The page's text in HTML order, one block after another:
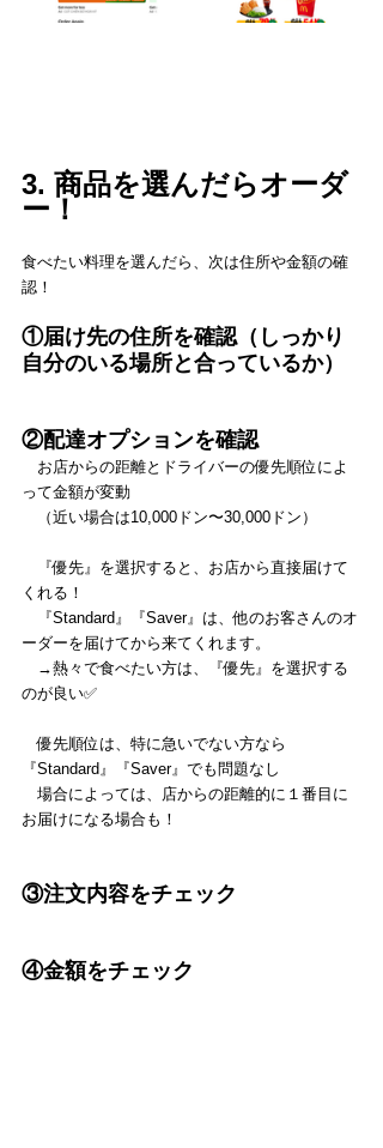
3. 商品を選んだらオーダ
ー！
食べたい料理を選んだら、次は住所や金額の確
認！
①届け先の住所を確認（しっかり
自分のいる場所と合っているか）
②配達オプションを確認
お店からの距離とドライバーの優先順位によ
って金額が変動
（近い場合は10,000ドン〜30,000ドン）
『優先』を選択すると、お店から直接届けて
くれる！
『Standard』『Saver』は、他のお客さんのオ
ーダーを届けてから来てくれます。
→熱々で食べたい方は、『優先』を選択する
のが良い✅
優先順位は、特に急いでない方なら
『Standard』『Saver』でも問題なし
場合によっては、店からの距離的に１番目に
お届けになる場合も！
③注文内容をチェック
④金額をチェック